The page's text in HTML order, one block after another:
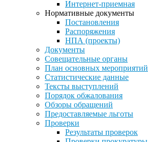
Интернет-приемная
Нормативные документы
Постановления
Распоряжения
НПА (проекты)
Документы
Совещательные органы
План основных мероприятий
Статистические данные
Тексты выступлений
Порядок обжалования
Обзоры обращений
Предоставляемые льготы
Проверки
Результаты проверок